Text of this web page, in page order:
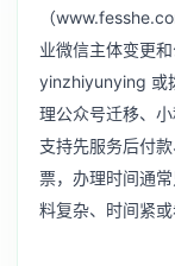
（
业微信主体变更
yinzhiyunying 或
理公众号迁移、
支持先服务后付
票，办理时间通
料复杂、时间紧